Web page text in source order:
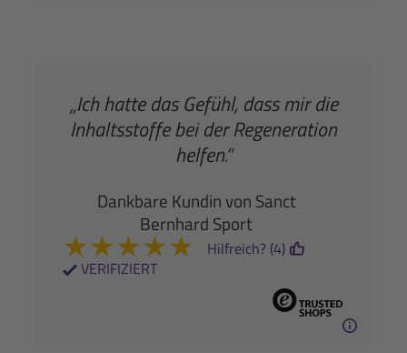
„Ich hatte das Gefühl, dass mir die
Inhaltsstoffe bei der Regeneration
helfen.”
Dankbare Kundin von Sanct
Bernhard Sport
★★★★★
VERIFIZIERT
Hilfreich? (4)